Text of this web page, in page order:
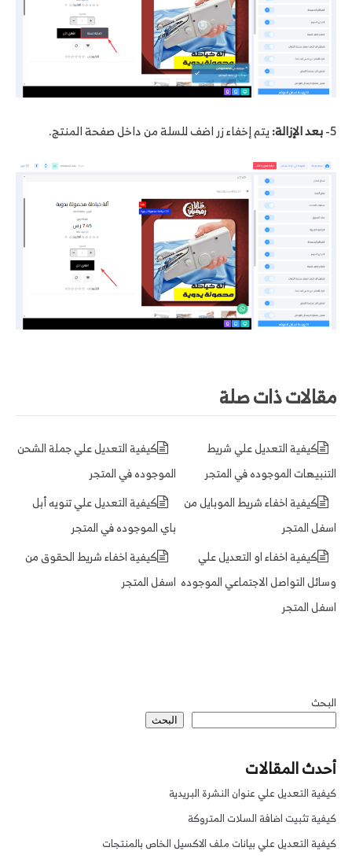
5- بعد الإزالة:يتم إخفاء زر اضف للسلة من داخل صفحة المنتج.
مقالات ذات صلة
كيفية التعديل علي جملة الشحن
الموجوده في المتجر
كيفية التعديل علي شريط
التنبيهات الموجوده في المتجر
كيفية التعديل علي تنويه أبل
باي الموجوده في المتجر
كيفية اخفاء شريط الموبايل من
اسفل المتجر
كيفية اخفاء شريط الحقوق من
اسفل المتجر
كيفية اخفاء او التعديل علي
وسائل التواصل الاجتماعي الموجوده
اسفل المتجر
البحث
البحث
أحدث المقالات
كيفية التعديل علي عنوان النشرة البريدية
كيفية تثبيت اضافة السلات المتروكة
كيفية التعديل علي بيانات ملف الاكسيل الخاص بالمنتجات